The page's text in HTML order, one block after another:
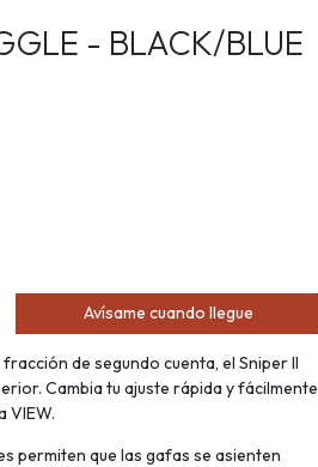
- BLACK/BLUE
Avísame cuando llegue
de segundo cuenta, el Sniper II
Cambia tu ajuste rápida y fácilmente
VIEW.
permiten que las gafas se asienten